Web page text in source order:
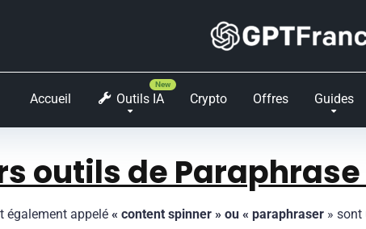
Accueil Outils IA Crypto Offres Guides
outils de Paraphrase
également appelé « content spinner » ou « paraphraser » sont